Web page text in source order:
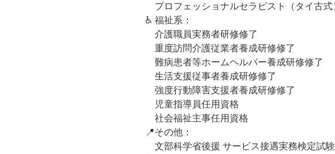
プロフェッショナルセラピスト（タイ古式
♿ 福祉系：
介護職員実務者研修修了
重度訪問介護従業者養成研修修了
難病患者等ホームヘルパー養成研修修了
生活支援従事者養成研修修了
強度行動障害支援者養成研修修了
児童指導員任用資格
社会福祉主事任用資格
📍その他：
文部科学省後援 サービス接遇実務検定試